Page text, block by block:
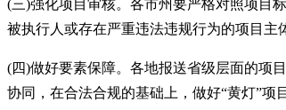
(三)强化项目审核。各市州要严格对照项目
被执行人或存在严重违法违规行为的项目主
(四)做好要素保障。各地报送省级层面的项
协同，在合法合规的基础上，做好“黄灯”项